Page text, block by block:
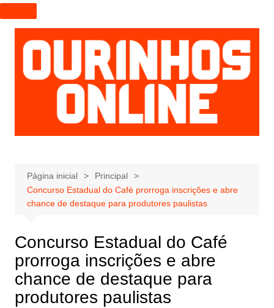
I
r
p
a
r
a
e
ú
d
Página inicial
Principal
Concurso Estadual do Café prorroga inscrições e abre
chance de destaque para produtores paulistas
Concurso Estadual do Café
prorroga inscrições e abre
chance de destaque para
produtores paulistas